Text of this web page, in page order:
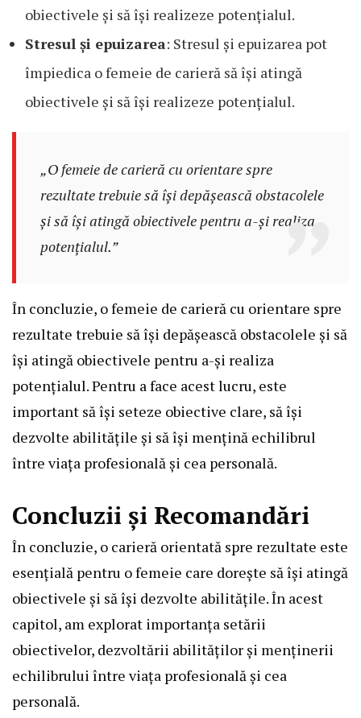
obiectivele și să își realizeze potențialul.
Stresul și epuizarea: Stresul și epuizarea pot
împiedica o femeie de carieră să își atingă
obiectivele și să își realizeze potențialul.
„O femeie de carieră cu orientare spre
rezultate trebuie să își depășească obstacolele
și să își atingă obiectivele pentru a-și realiza
potențialul.”
În concluzie, o femeie de carieră cu orientare spre
rezultate trebuie să își depășească obstacolele și să
își atingă obiectivele pentru a-și realiza
potențialul. Pentru a face acest lucru, este
important să își seteze obiective clare, să își
dezvolte abilitățile și să își mențină echilibrul
între viața profesională și cea personală.
Concluzii și Recomandări
În concluzie, o carieră orientată spre rezultate este
esențială pentru o femeie care dorește să își atingă
obiectivele și să își dezvolte abilitățile. În acest
capitol, am explorat importanța setării
obiectivelor, dezvoltării abilităților și menținerii
echilibrului între viața profesională și cea
personală.